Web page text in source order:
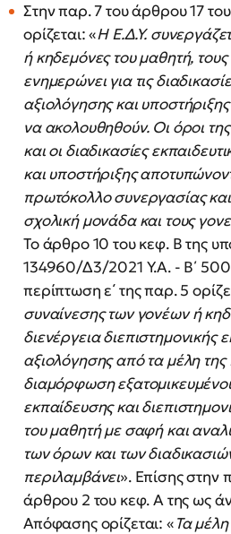
Στην παρ. 7 του άρθρου 17
ορίζεται: «Η Ε.Δ.Υ.
ή κηδεμόνες του μαθητή,
ενημερώνει για τις
αξιολόγησης και
να ακολουθηθούν. Οι όροι
και οι διαδικασίες
και υποστήριξης
πρωτόκολλο συνεργασίας
σχολική μονάδα και τους
Το άρθρο 10 του κεφ. Β της
134960/Δ3/2021 Υ.Α. - Β΄
περίπτωση ε΄ της παρ. 5
συναίνεσης των γονέων ή
διενέργεια διεπιστημονικής
αξιολόγησης από τα μέλη της
διαμόρφωση
εκπαίδευσης και
του μαθητή με σαφή και
των όρων και των
περιλαμβάνει». Επίσης στην
άρθρου 2 του κεφ. Α της ως
Απόφασης ορίζεται: «Τα μέλη